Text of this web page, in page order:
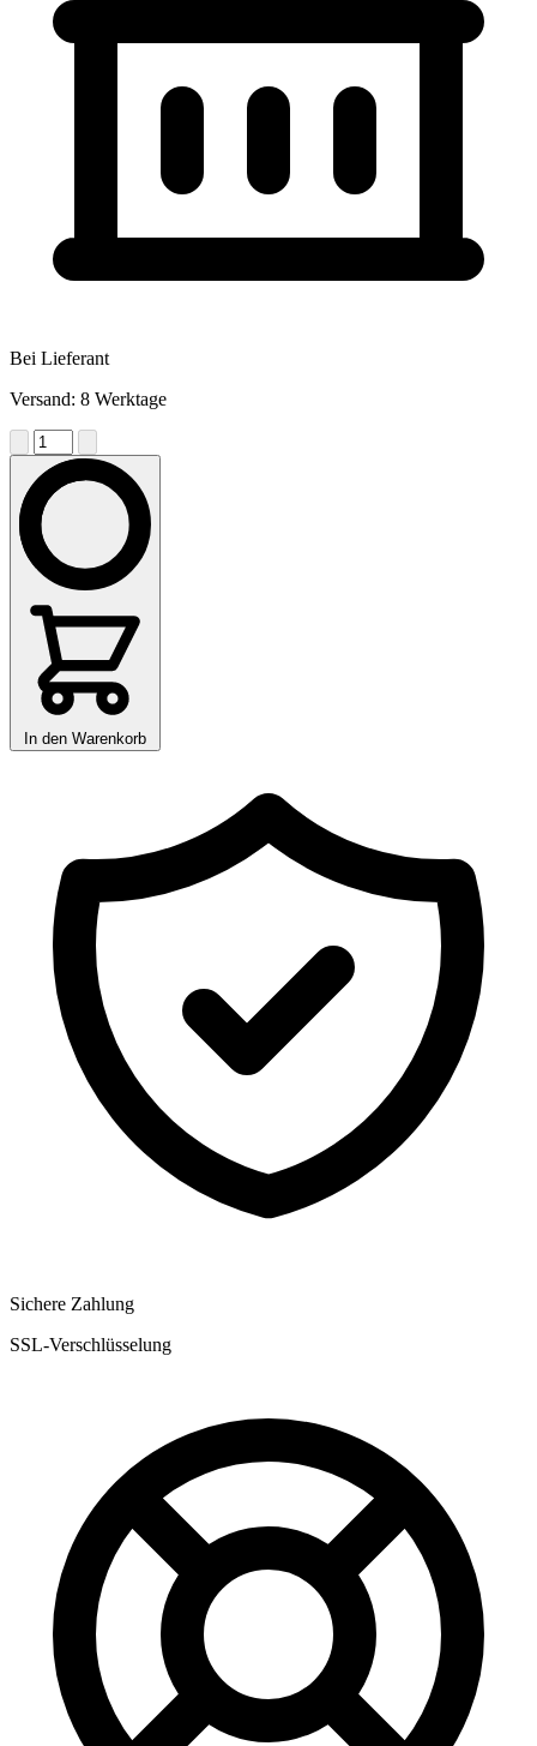
Bei Lieferant
Versand: 8 Werktage
In den Warenkorb
Sichere Zahlung
SSL-Verschlüsselung